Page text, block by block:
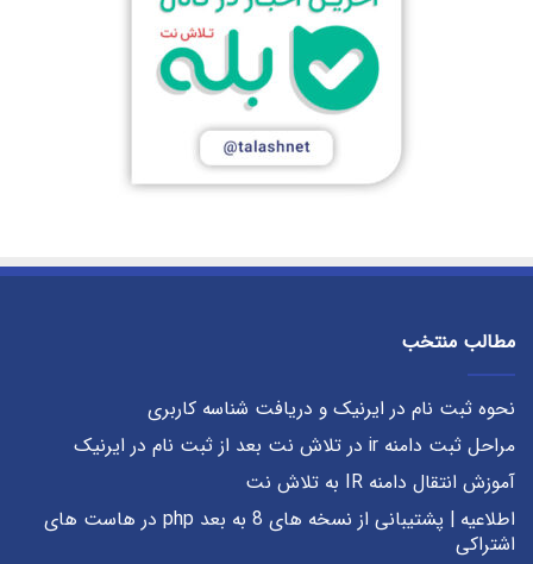
مطالب منتخب
نحوه ثبت نام در ایرنیک و دریافت شناسه کاربری
مراحل ثبت دامنه ir در تلاش نت بعد از ثبت نام در ایرنیک
آموزش انتقال دامنه IR به تلاش نت
اطلاعیه | پشتیبانی از نسخه های 8 به بعد php در هاست های
اشتراکی